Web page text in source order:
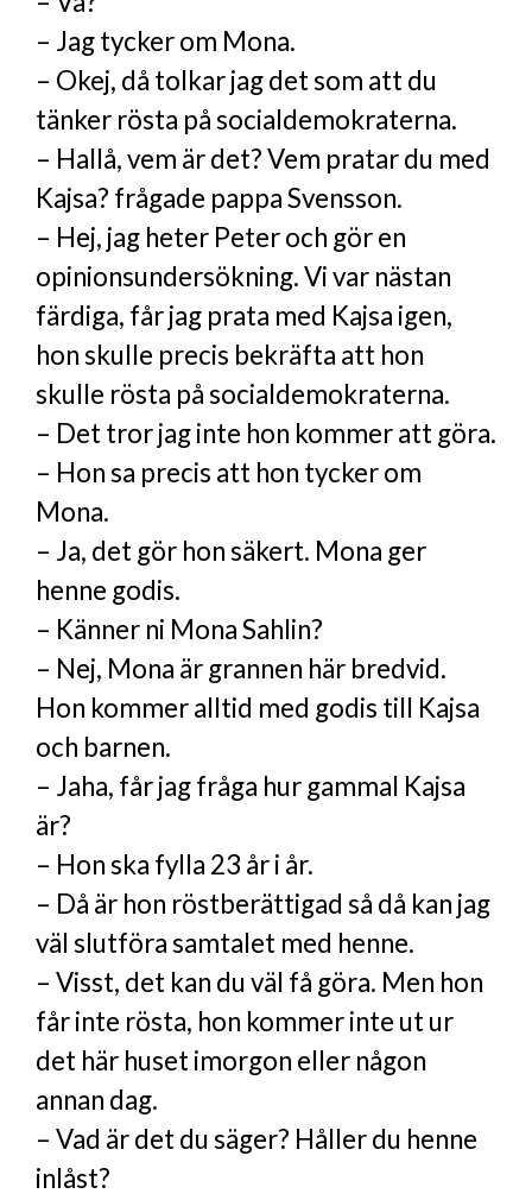
– Jag tycker om Mona.
– Okej, då tolkar jag det som att du
tänker rösta på socialdemokraterna.
– Hallå, vem är det? Vem pratar du med
Kajsa? frågade pappa Svensson.
– Hej, jag heter Peter och gör en
opinionsundersökning. Vi var nästan
färdiga, får jag prata med Kajsa igen,
hon skulle precis bekräfta att hon
skulle rösta på socialdemokraterna.
– Det tror jag inte hon kommer att göra.
– Hon sa precis att hon tycker om
Mona.
– Ja, det gör hon säkert. Mona ger
henne godis.
– Känner ni Mona Sahlin?
– Nej, Mona är grannen här bredvid.
Hon kommer alltid med godis till Kajsa
och barnen.
– Jaha, får jag fråga hur gammal Kajsa
är?
– Hon ska fylla 23 år i år.
– Då är hon röstberättigad så då kan jag
väl slutföra samtalet med henne.
– Visst, det kan du väl få göra. Men hon
får inte rösta, hon kommer inte ut ur
det här huset imorgon eller någon
annan dag.
– Vad är det du säger? Håller du henne
inlåst?